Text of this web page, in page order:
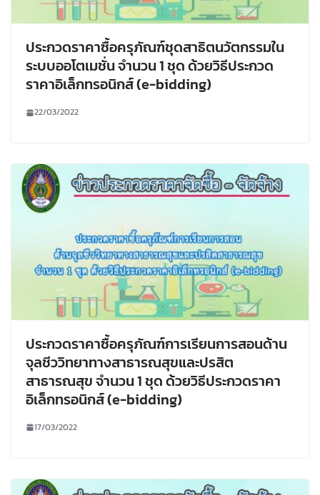
ประกวดราคาซื้อครุภัณฑ์ชุดสาธิตนวัตกรรมใน
ระบบออโตเมชั่น จำนวน 1 ชุด ด้วยวิธีประกวด
ราคาอิเล็กทรอนิกส์ (e-bidding)
22/03/2022
ประกวดราคาซื้อครุภัณฑ์การเรียนการสอนด้าน
จุลชีววิทยาทางสาธารณสุขและปรสิต
สาธารณสุข จำนวน 1 ชุด ด้วยวิธีประกวดราคา
อิเล็กทรอนิกส์ (e-bidding)
17/03/2022